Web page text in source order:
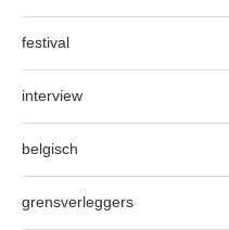
festival
interview
belgisch
grensverleggers